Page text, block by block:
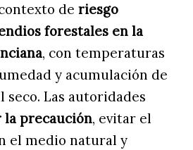
de riesgo
forestales en la
, con temperaturas
y acumulación de
Las autoridades
precaución, evitar el
el medio natural y